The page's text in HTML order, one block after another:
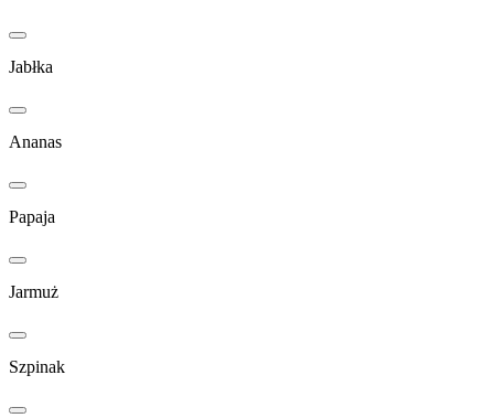
Jabłka
Ananas
Papaja
Jarmuż
Szpinak